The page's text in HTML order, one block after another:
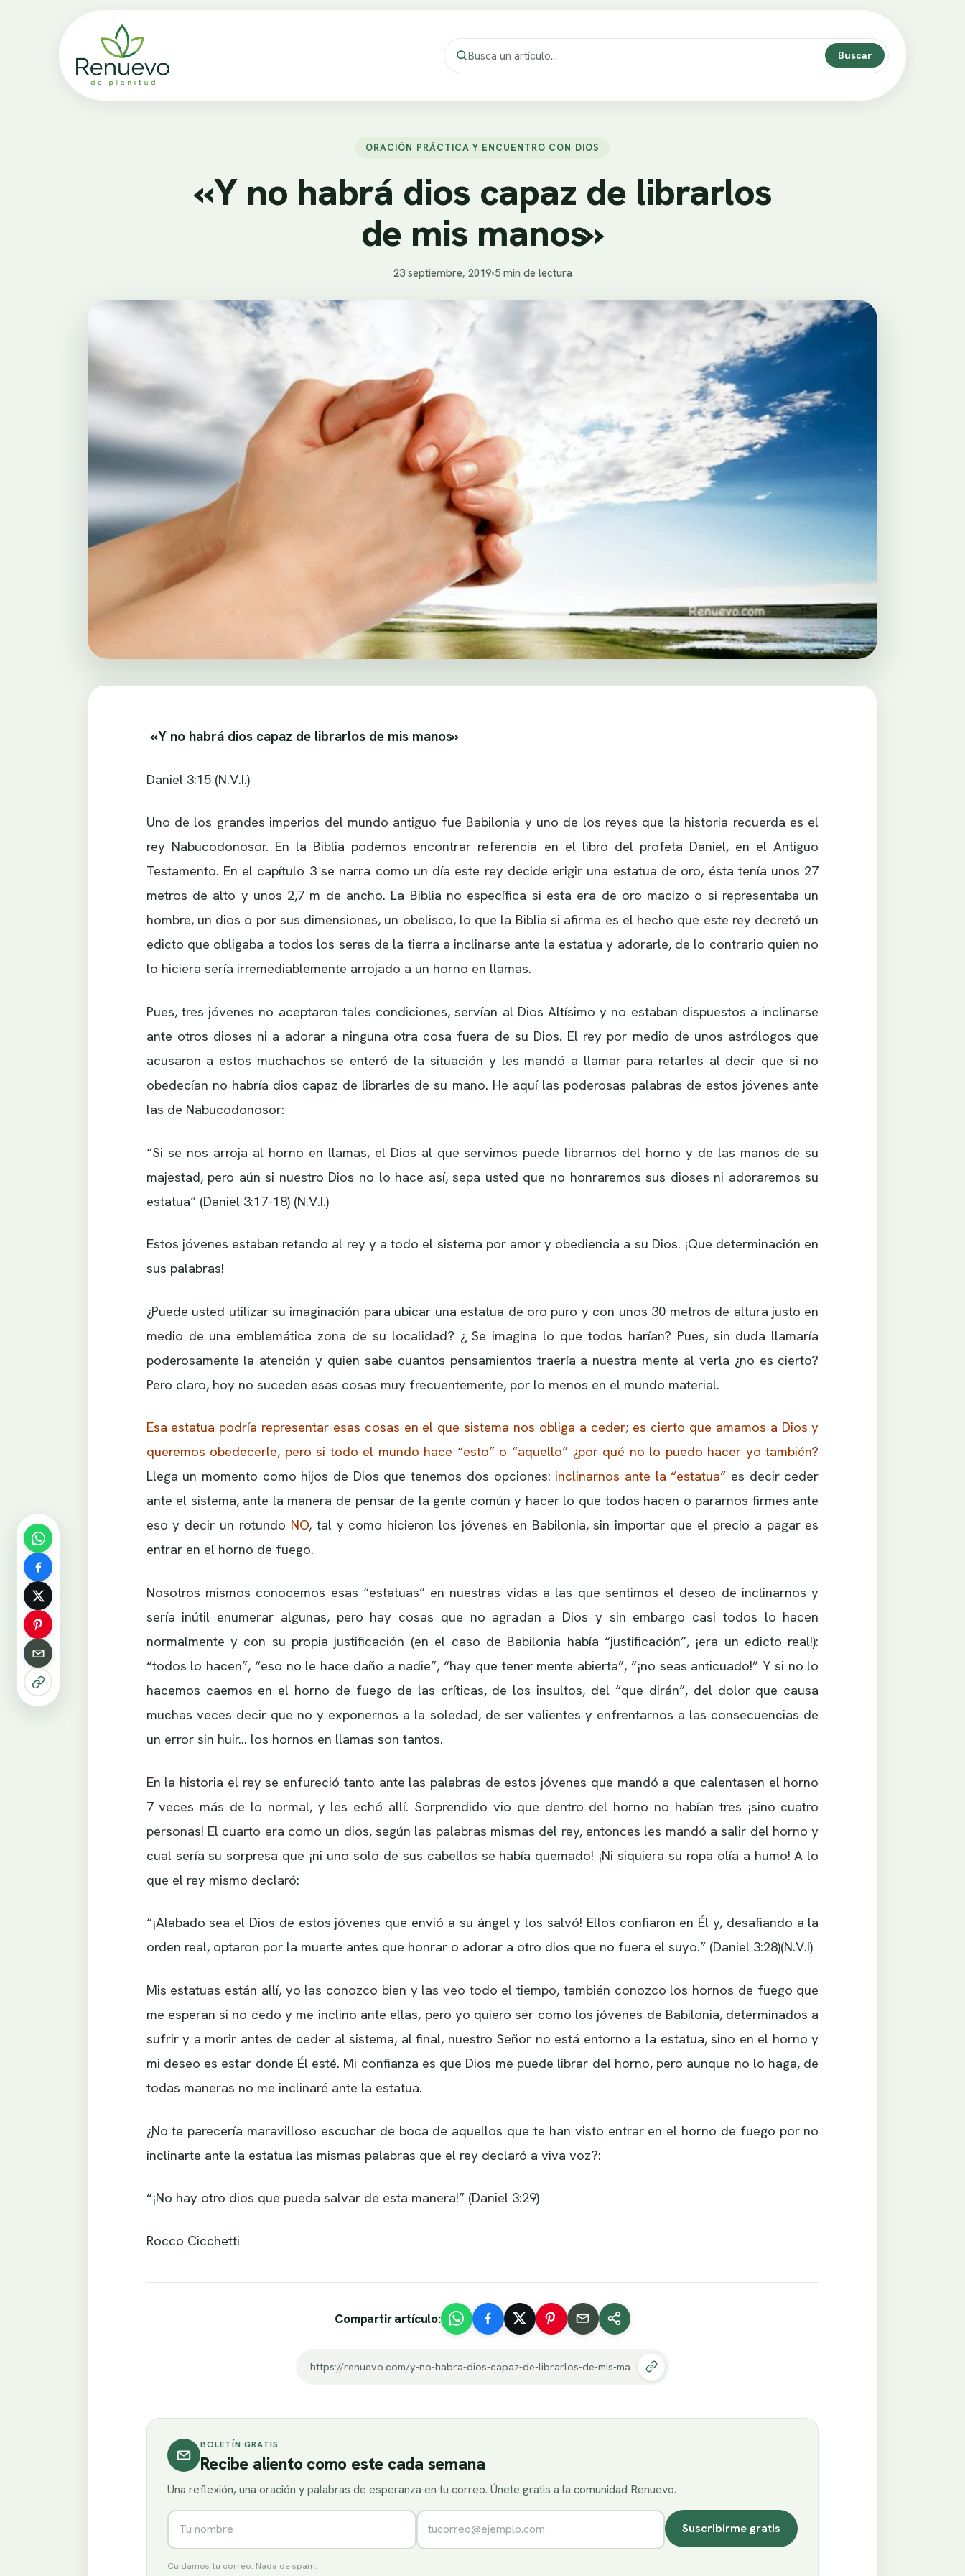
Buscar
ORACIÓN PRÁCTICA Y ENCUENTRO CON DIOS
«Y no habrá dios capaz de librarlos
de mis manos»
23 septiembre, 2019•5 min de lectura
«Y no habrá dios capaz de librarlos de mis manos»
Daniel 3:15 (N.V.I.)
Uno de los grandes imperios del mundo antiguo fue Babilonia y uno de los reyes que la historia recuerda es el
rey Nabucodonosor. En la Biblia podemos encontrar referencia en el libro del profeta Daniel, en el Antiguo
Testamento. En el capítulo 3 se narra como un día este rey decide erigir una estatua de oro, ésta tenía unos 27
metros de alto y unos 2,7 m de ancho. La Biblia no específica si esta era de oro macizo o si representaba un
hombre, un dios o por sus dimensiones, un obelisco, lo que la Biblia si afirma es el hecho que este rey decretó un
edicto que obligaba a todos los seres de la tierra a inclinarse ante la estatua y adorarle, de lo contrario quien no
lo hiciera sería irremediablemente arrojado a un horno en llamas.
Pues, tres jóvenes no aceptaron tales condiciones, servían al Dios Altísimo y no estaban dispuestos a inclinarse
ante otros dioses ni a adorar a ninguna otra cosa fuera de su Dios. El rey por medio de unos astrólogos que
acusaron a estos muchachos se enteró de la situación y les mandó a llamar para retarles al decir que si no
obedecían no habría dios capaz de librarles de su mano. He aquí las poderosas palabras de estos jóvenes ante
las de Nabucodonosor:
“Si se nos arroja al horno en llamas, el Dios al que servimos puede librarnos del horno y de las manos de su
majestad, pero aún si nuestro Dios no lo hace así, sepa usted que no honraremos sus dioses ni adoraremos su
estatua” (Daniel 3:17-18) (N.V.I.)
Estos jóvenes estaban retando al rey y a todo el sistema por amor y obediencia a su Dios. ¡Que determinación en
sus palabras!
¿Puede usted utilizar su imaginación para ubicar una estatua de oro puro y con unos 30 metros de altura justo en
medio de una emblemática zona de su localidad? ¿ Se imagina lo que todos harían? Pues, sin duda llamaría
poderosamente la atención y quien sabe cuantos pensamientos traería a nuestra mente al verla ¿no es cierto?
Pero claro, hoy no suceden esas cosas muy frecuentemente, por lo menos en el mundo material.
Esa estatua podría representar esas cosas en el que sistema nos obliga a ceder; es cierto que amamos a Dios y
queremos obedecerle, pero si todo el mundo hace “esto” o “aquello” ¿por qué no lo puedo hacer yo también?
Llega un momento como hijos de Dios que tenemos dos opciones: inclinarnos ante la “estatua” es decir ceder
ante el sistema, ante la manera de pensar de la gente común y hacer lo que todos hacen o pararnos firmes ante
eso y decir un rotundo NO, tal y como hicieron los jóvenes en Babilonia, sin importar que el precio a pagar es
entrar en el horno de fuego.
Nosotros mismos conocemos esas “estatuas” en nuestras vidas a las que sentimos el deseo de inclinarnos y
sería inútil enumerar algunas, pero hay cosas que no agradan a Dios y sin embargo casi todos lo hacen
normalmente y con su propia justificación (en el caso de Babilonia había “justificación”, ¡era un edicto real!):
“todos lo hacen”, “eso no le hace daño a nadie”, “hay que tener mente abierta”, “¡no seas anticuado!” Y si no lo
hacemos caemos en el horno de fuego de las críticas, de los insultos, del “que dirán”, del dolor que causa
muchas veces decir que no y exponernos a la soledad, de ser valientes y enfrentarnos a las consecuencias de
un error sin huir… los hornos en llamas son tantos.
En la historia el rey se enfureció tanto ante las palabras de estos jóvenes que mandó a que calentasen el horno
7 veces más de lo normal, y les echó allí. Sorprendido vio que dentro del horno no habían tres ¡sino cuatro
personas! El cuarto era como un dios, según las palabras mismas del rey, entonces les mandó a salir del horno y
cual sería su sorpresa que ¡ni uno solo de sus cabellos se había quemado! ¡Ni siquiera su ropa olía a humo! A lo
que el rey mismo declaró:
“¡Alabado sea el Dios de estos jóvenes que envió a su ángel y los salvó! Ellos confiaron en Él y, desafiando a la
orden real, optaron por la muerte antes que honrar o adorar a otro dios que no fuera el suyo.” (Daniel 3:28)(N.V.I)
Mis estatuas están allí, yo las conozco bien y las veo todo el tiempo, también conozco los hornos de fuego que
me esperan si no cedo y me inclino ante ellas, pero yo quiero ser como los jóvenes de Babilonia, determinados a
sufrir y a morir antes de ceder al sistema, al final, nuestro Señor no está entorno a la estatua, sino en el horno y
mi deseo es estar donde Él esté. Mi confianza es que Dios me puede librar del horno, pero aunque no lo haga, de
todas maneras no me inclinaré ante la estatua.
¿No te parecería maravilloso escuchar de boca de aquellos que te han visto entrar en el horno de fuego por no
inclinarte ante la estatua las mismas palabras que el rey declaró a viva voz?:
“¡No hay otro dios que pueda salvar de esta manera!” (Daniel 3:29)
Rocco Cicchetti
Compartir artículo:
https://renuevo.com/y-no-habra-dios-capaz-de-librarlos-de-mis-manos.html
BOLETÍN GRATIS
Recibe aliento como este cada semana
Una reflexión, una oración y palabras de esperanza en tu correo. Únete gratis a la comunidad Renuevo.
Nombre Correo electrónico
Suscribirme gratis
Cuidamos tu correo. Nada de spam.